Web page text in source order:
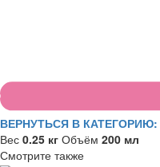
ВЕРНУТЬСЯ В КАТЕГОРИЮ:
Вес 0.25 кг Объём 200 мл
Смотрите также